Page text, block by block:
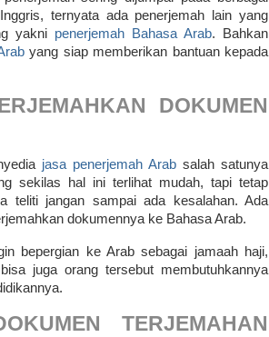
ternyata ada penerjemah lain yang
yakni penerjemah Bahasa Arab. Bahkan
yang siap memberikan bantuan kepada
DOKUMEN
jasa penerjemah Arab salah satunya
sekilas hal ini terlihat mudah, tapi tetap
teliti jangan sampai ada kesalahan. Ada
dokumennya ke Bahasa Arab.
bepergian ke Arab sebagai jamaah haji,
juga orang tersebut membutuhkannya
TERJEMAHAN